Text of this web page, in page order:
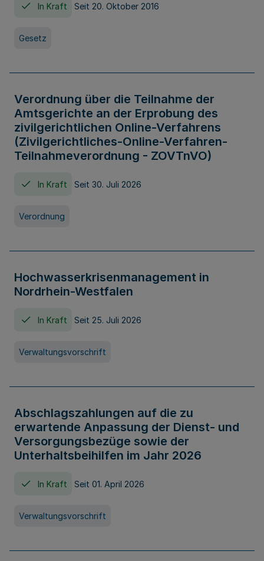
In Kraft Seit 20. Oktober 2016
Gesetz
Verordnung über die Teilnahme der
Amtsgerichte an der Erprobung des
zivilgerichtlichen Online-Verfahrens
(Zivilgerichtliches-Online-Verfahren-
Teilnahmeverordnung - ZOVTnVO)
In Kraft Seit 30. Juli 2026
Verordnung
Hochwasserkrisenmanagement in
Nordrhein-Westfalen
In Kraft Seit 25. Juli 2026
Verwaltungsvorschrift
Abschlagszahlungen auf die zu
erwartende Anpassung der Dienst- und
Versorgungsbezüge sowie der
Unterhaltsbeihilfen im Jahr 2026
In Kraft Seit 01. April 2026
Verwaltungsvorschrift